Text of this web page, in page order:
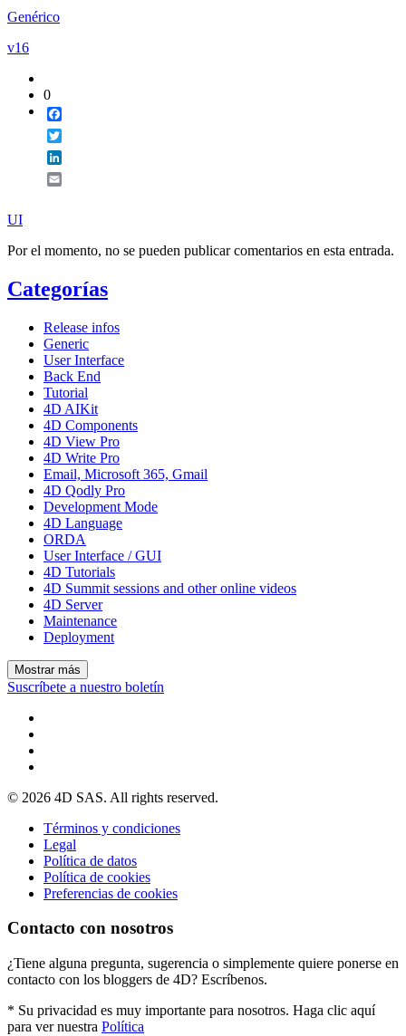
Genérico
v16
0
UI
Por el momento, no se pueden publicar comentarios en esta entrada.
Categorías
Release infos
Generic
User Interface
Back End
Tutorial
4D AIKit
4D Components
4D View Pro
4D Write Pro
Email, Microsoft 365, Gmail
4D Qodly Pro
Development Mode
4D Language
ORDA
User Interface / GUI
4D Tutorials
4D Summit sessions and other online videos
4D Server
Maintenance
Deployment
Mostrar más
Suscríbete a nuestro boletín
© 2026 4D SAS. All rights reserved.
Términos y condiciones
Legal
Política de datos
Política de cookies
Preferencias de cookies
Contacto con nosotros
¿Tiene alguna pregunta, sugerencia o simplemente quiere ponerse en
contacto con los bloggers de 4D? Escríbenos.
* Su privacidad es muy importante para nosotros. Haga clic aquí
para ver nuestra Política